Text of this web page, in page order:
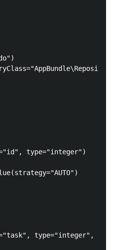
type="integer")
type="integer",